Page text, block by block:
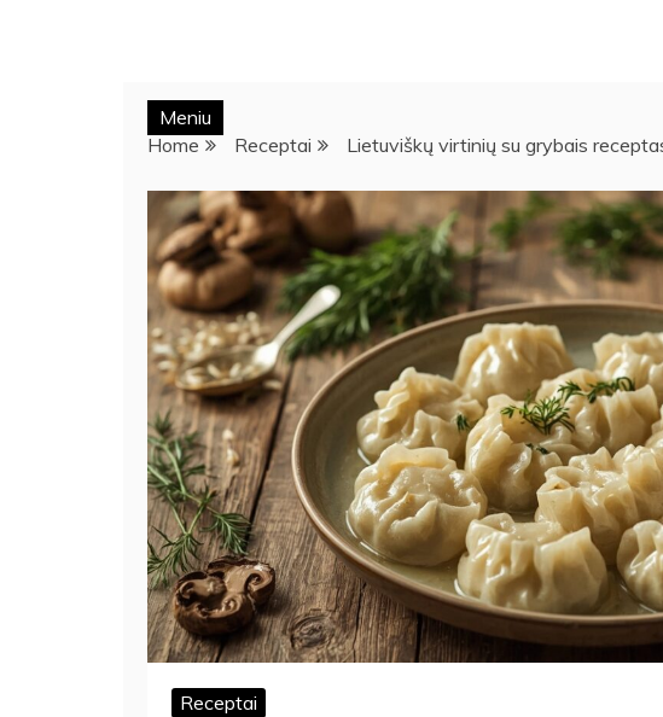
Meniu
Home
Receptai Lietuviškų virtinių su grybais
Receptai